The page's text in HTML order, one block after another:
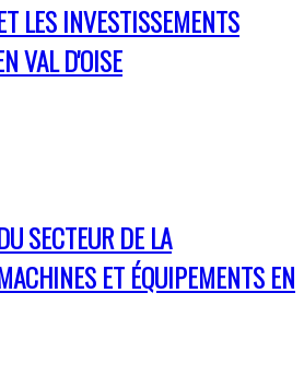
LES INVESTISSEMENTS
VAL D'OISE
SECTEUR DE LA
ET ÉQUIPEMENTS EN